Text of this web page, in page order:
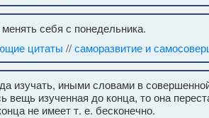
себя с понедельника.
цитаты //саморазвитие и
изучать, иными словами в
вещь изученная до конца, то она
не имеет т. е. бесконечно.